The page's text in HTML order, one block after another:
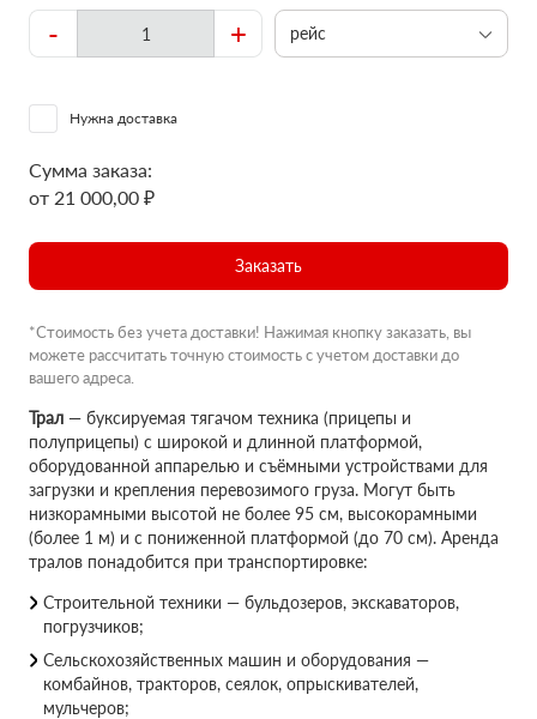
- + рейс
Нужна доставка
Сумма заказа:
от 21 000,00 ₽
Заказать
*Стоимость без учета доставки! Нажимая кнопку заказать, вы
можете рассчитать точную стоимость с учетом доставки до
вашего адреса.
Трал — буксируемая тягачом техника (прицепы и
полуприцепы) с широкой и длинной платформой,
оборудованной аппарелью и съёмными устройствами для
загрузки и крепления перевозимого груза. Могут быть
низкорамными высотой не более 95 см, высокорамными
(более 1 м) и с пониженной платформой (до 70 см). Аренда
тралов понадобится при транспортировке:
Строительной техники — бульдозеров, экскаваторов,
погрузчиков;
Сельскохозяйственных машин и оборудования —
комбайнов, тракторов, сеялок, опрыскивателей,
мульчеров;